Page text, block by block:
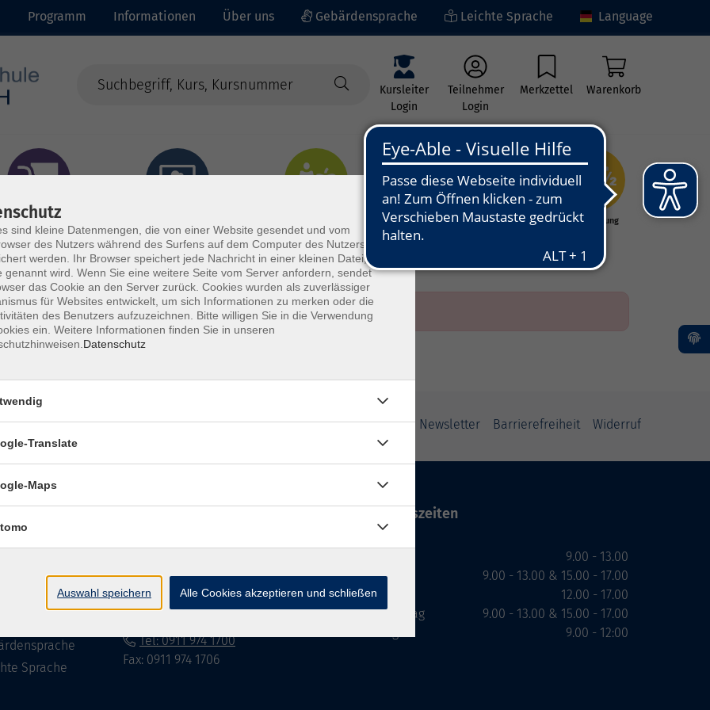
Programm Informationen Über uns Gebärdensprache Leichte Sprache Language
Kursleiter
Login
Teilnehmer
Login
Merkzettel Warenkorb
- Integration
Kunst - Kultur -
Grundbildung
Impressum Datenschutzerklärung AGB Newsletter Barrierefreiheit Widerruf
Sprache
90762 Fürth
info@vhs-fuerth.de
Tel: 0911 974 1700
Fax: 0911 974 1706
Öffnungszeiten
Dienstag
Mittwoch
Donnerstag
9.00 - 13.00
9.00 - 13.00 & 15.00 - 17.00
12.00 - 17.00
9.00 - 13.00 & 15.00 - 17.00
9.00 - 12:00
sind kleine Datenmengen, die von einer Website gesendet und vom
des Nutzers während des Surfens auf dem Computer des Nutzers
werden. Ihr Browser speichert jede Nachricht in einer kleinen Datei, die
genannt wird. Wenn Sie eine weitere Seite vom Server anfordern, sendet
das Cookie an den Server zurück. Cookies wurden als zuverlässiger
für Websites entwickelt, um sich Informationen zu merken oder die
des Benutzers aufzuzeichnen. Bitte willigen Sie in die Verwendung
ein. Weitere Informationen finden Sie in unseren
Datenschutz
×
Translate
Maps
Auswahl speichern Alle Cookies akzeptieren und schließen